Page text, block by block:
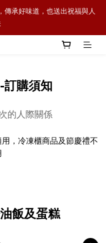
傳承好味道，也送出祝福與人
傳承好味道，也送出祝福與人
規格:一顆，會記住的麻油雞
傳承好味道，也送出祝福與人
訂購須知
的人際關係
，冷凍櫃商品及節慶禮不
飯及蛋糕